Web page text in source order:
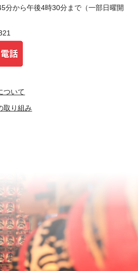
分から午後4時30分まで（一部日曜開
ついて
取り組み